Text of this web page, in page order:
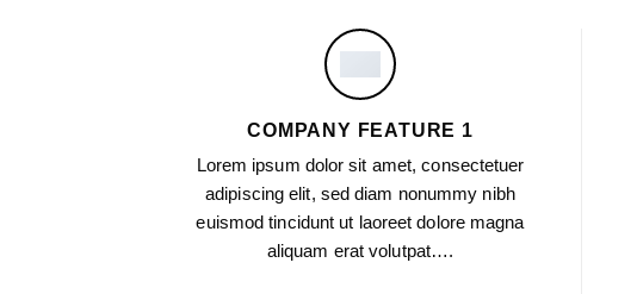
COMPANY FEATURE 1
Lorem ipsum dolor sit amet, consectetuer
adipiscing elit, sed diam nonummy nibh
euismod tincidunt ut laoreet dolore magna
aliquam erat volutpat….